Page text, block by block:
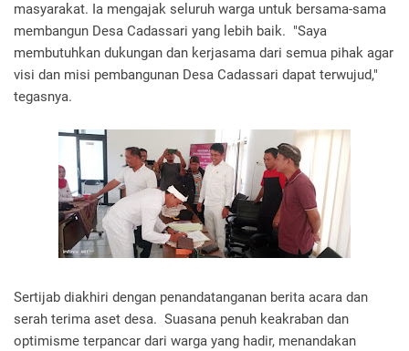
masyarakat. Ia mengajak seluruh warga untuk bersama-sama
membangun Desa Cadassari yang lebih baik. "Saya
membutuhkan dukungan dan kerjasama dari semua pihak agar
visi dan misi pembangunan Desa Cadassari dapat terwujud,"
tegasnya.
‎Sertijab diakhiri dengan penandatanganan berita acara dan
serah terima aset desa. Suasana penuh keakraban dan
optimisme terpancar dari warga yang hadir, menandakan